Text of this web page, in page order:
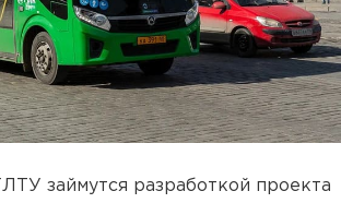
займутся разработкой проекта